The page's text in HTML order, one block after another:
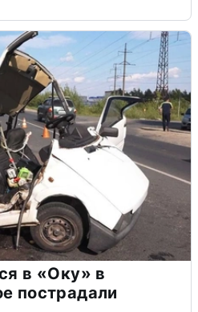
в «Оку» в
пострадали